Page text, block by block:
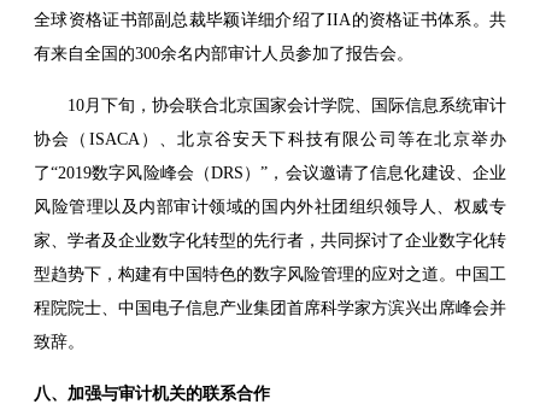
全球资格证书部副总裁毕颖详细介绍了IIA的资格证书体系。共
有来自全国的300余名内部审计人员参加了报告会。
10月下旬，协会联合北京国家会计学院、国际信息系统审计
协会（ISACA）、北京谷安天下科技有限公司等在北京举办
了“2019数字风险峰会（DRS）”，会议邀请了信息化建设、企业
风险管理以及内部审计领域的国内外社团组织领导人、权威专
家、学者及企业数字化转型的先行者，共同探讨了企业数字化转
型趋势下，构建有中国特色的数字风险管理的应对之道。中国工
程院院士、中国电子信息产业集团首席科学家方滨兴出席峰会并
致辞。
八、加强与审计机关的联系合作